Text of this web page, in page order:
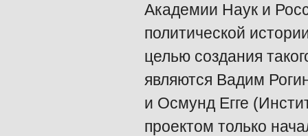
Академии Наук и
политической
целью создания
являются Вадим
и Осмунд Егге
проектом только